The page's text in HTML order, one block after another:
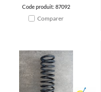
Code produit: 87092
Comparer